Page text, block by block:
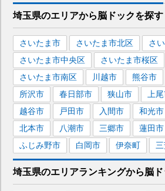
血液検査 胸部レントゲン 心電図
尿検査
便潜血検査
胃カメラ（
大腸カメラ（大腸内視鏡）
胃バリ
マンモグラフィー
頸動脈エコー
腹部エコー
頭部MRI・MRA 頭
頭部CT
胸部CT 上腹部CT
胃がんリスク検査（ABC検査）
腫
動脈硬化検査
認知症検査
LOX-
肝炎ウィルス検査
埼玉県のエリアから脳ドックを探す
さいたま市 さいたま市北区
さ
さいたま市中央区
さいたま市桜区
さいたま市南区
川越市 熊谷市
所沢市
春日部市 狭山市 上
越谷市
戸田市 入間市 和光市
北本市
八潮市 三郷市 蓮田市
ふじみ野市
白岡市 伊奈町
埼玉県のエリアランキングから脳ド